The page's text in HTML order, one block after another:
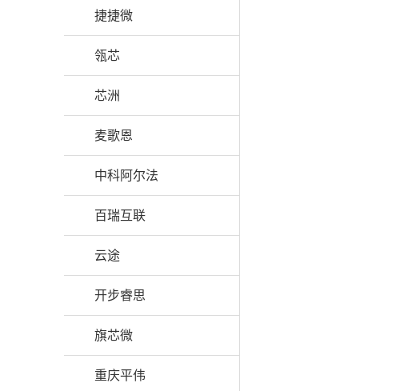
捷捷微
瓴芯
芯洲
麦歌恩
中科阿尔法
百瑞互联
云途
开步睿思
旗芯微
重庆平伟